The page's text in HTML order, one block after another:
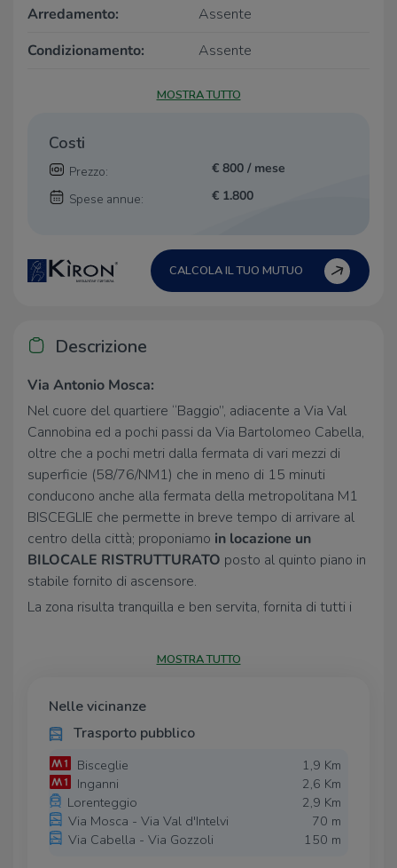
Arredamento:
Assente
Condizionamento:
Assente
MOSTRA TUTTO
Costi
Prezzo:
€ 800 / mese
Spese annue:
€ 1.800
CALCOLA IL TUO MUTUO
Descrizione
Via Antonio Mosca:
Nel cuore del quartiere “Baggio”, adiacente a Via Val
Cannobina ed a pochi passi da Via Bartolomeo Cabella,
oltre che a pochi metri dalla fermata di vari mezzi di
superficie (58/76/NM1) che in meno di 15 minuti
conducono anche alla fermata della metropolitana M1
BISCEGLIE che permette in breve tempo di arrivare al
centro della città; proponiamo in locazione un
BILOCALE RISTRUTTURATO posto al quinto piano in
stabile fornito di ascensore.
La zona risulta tranquilla e ben servita, fornita di tutti i
quartiere tranquillo, circondato da parchi e zone verdi,
grazie ai mezzi di trasporto pubblico. La zona si prepara
a diventare oggetto di un'importante trasformazione e
sviluppo, che porterà la futura fermata della
metropolitana M1 proprio all’interno del quartiere.
L’appartamento risulta essere così composto:
Ingresso in disimpegno, dotato di comoda armadiatura a
muro, dal quale possiamo accedere ai vari ambienti
MOSTRA TUTTO
Nelle vicinanze
Trasporto pubblico
Bisceglie
1,9 Km
Inganni
2,6 Km
Lorenteggio
2,9 Km
Via Mosca - Via Val d'Intelvi
70 m
Via Cabella - Via Gozzoli
150 m